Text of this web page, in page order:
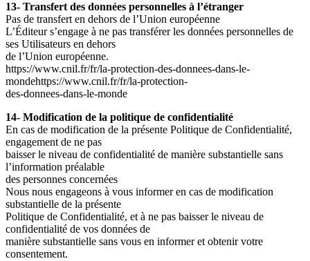
13- Transfert des données personnelles à l’étranger
Pas de transfert en dehors de l’Union européenne
L’Éditeur s’engage à ne pas transférer les données personnelles de
ses Utilisateurs en dehors
de l’Union européenne.
https://www.cnil.fr/fr/la-protection-des-donnees-dans-le-
mondehttps://www.cnil.fr/fr/la-protection-
des-donnees-dans-le-monde
14- Modification de la politique de confidentialité
En cas de modification de la présente Politique de Confidentialité,
engagement de ne pas
baisser le niveau de confidentialité de manière substantielle sans
l’information préalable
des personnes concernées
Nous nous engageons à vous informer en cas de modification
substantielle de la présente
Politique de Confidentialité, et à ne pas baisser le niveau de
confidentialité de vos données de
manière substantielle sans vous en informer et obtenir votre
consentement.